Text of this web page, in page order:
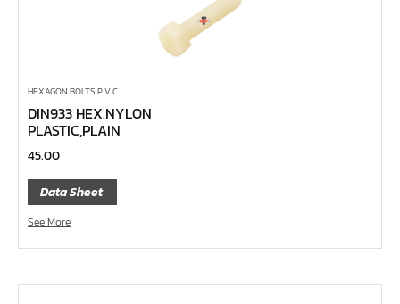
บ๊อกซ์เดือยโผล่ Z-Series หกเหลี่ยม,ท๊อกซ์ ขนาด 1/4",
3/8", 1/2"
ด้ามฟรี, ด้ามบ๊อกซ์ Z-Series ขนาด 1/4", 3/8", 1/2"
ลูกบ๊อกซ์ สั้น, ยาว Koken Z-Series ขนาด 1/4", 3/8", 1/2"
ข้อต่อ Z-Series ขนาด 1/4", 3/8", 1/2"
ซ็อกเก็ต Z-Series
ลูกบ๊อกซ์ การบิน
ไขควงตอก
HEXAGON BOLTS P.V.C
DIN933 HEX.NYLON
PLASTIC,PLAIN
45.00
Data Sheet
See More